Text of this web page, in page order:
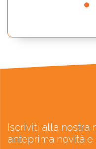
Iscriviti alla nostra
anteprima novità